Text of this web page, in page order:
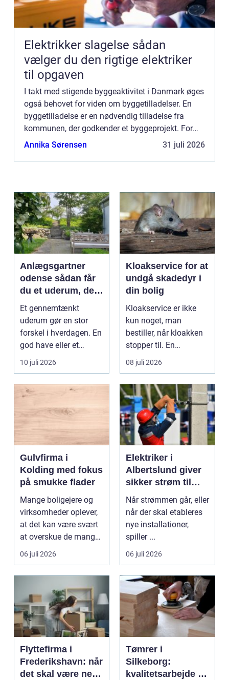
Elektrikker slagelse sådan
vælger du den rigtige elektriker
til opgaven
I takt med stigende byggeaktivitet i Danmark øges
også behovet for viden om byggetilladelser. En
byggetilladelse er en nødvendig tilladelse fra
kommunen, der godkender et byggeprojekt. For
mange kan processen med at ansøge ...
Annika Sørensen 31 juli 2026
Anlægsgartner
odense sådan får
du et uderum, der
holder i mange år
Et gennemtænkt
uderum gør en stor
forskel i hverdagen. En
god have eller et
velplejet fællesareal
gi...
10 juli 2026
Kloakservice for at
undgå skadedyr i
din bolig
Kloakservice er ikke
kun noget, man
bestiller, når kloakken
stopper til. En
systematisk gennem...
08 juli 2026
Gulvfirma i
Kolding med fokus
på smukke flader
Mange boligejere og
virksomheder oplever,
at det kan være svært
at overskue de mange
gul...
06 juli 2026
Elektriker i
Albertslund giver
sikker strøm til
danske boliger
Når strømmen går, eller
når der skal etableres
nye installationer,
spiller ...
06 juli 2026
Flyttefirma i
Frederikshavn: når
det skal være nemt
Tømrer i
Silkeborg:
kvalitetsarbejde til